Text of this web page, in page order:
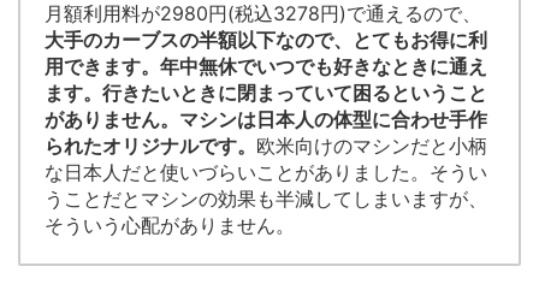
月額利用料が2980円(税込3278円)で通えるので、
大手のカーブスの半額以下なので、とてもお得に利
用できます。年中無休でいつでも好きなときに通え
ます。行きたいときに閉まっていて困るということ
がありません。マシンは日本人の体型に合わせ手作
られたオリジナルです。 欧米向けのマシンだと小柄
な日本人だと使いづらいことがありました。そうい
うことだとマシンの効果も半減してしまいますが、
そういう心配がありません。